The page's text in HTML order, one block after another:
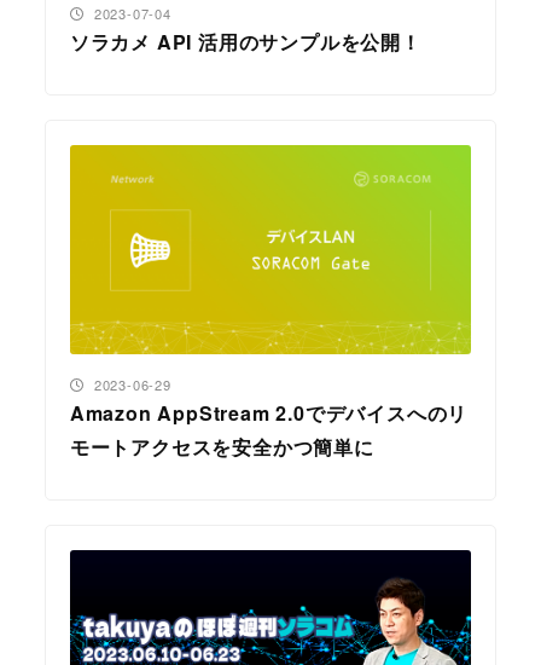
ソラカメ API 活用のサンプルを公開！
投稿日
2023-07-04
Amazon AppStream 2.0でデバイスへのリ
モートアクセスを安全かつ簡単に
投稿日
2023-06-29